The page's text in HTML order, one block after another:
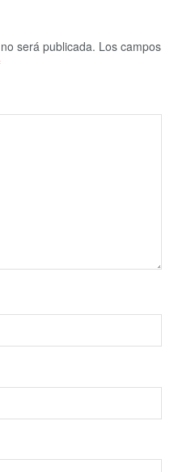
será publicada. Los campos